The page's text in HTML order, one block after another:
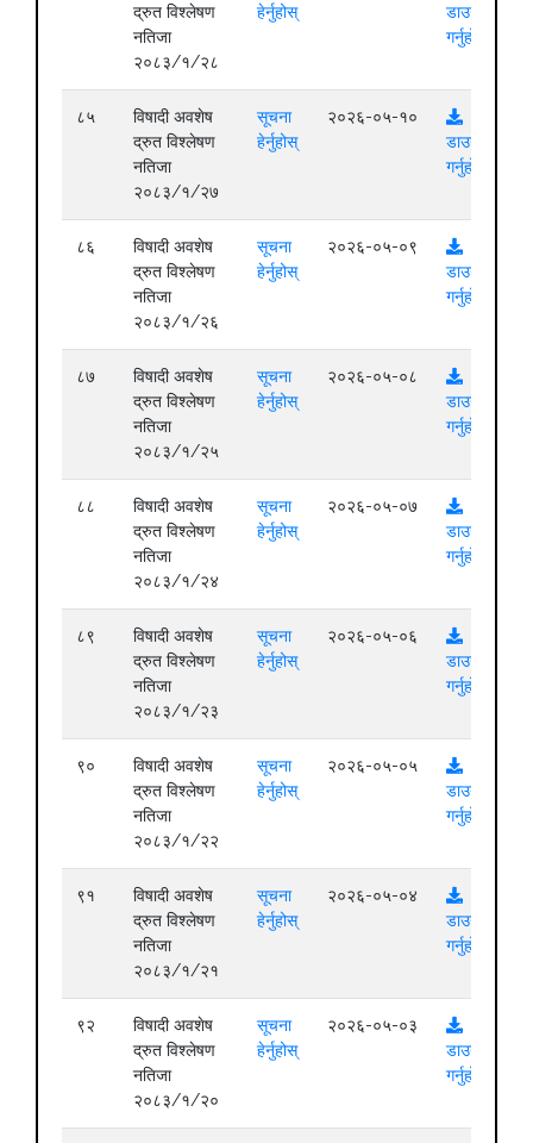
द्रुत विश्लेषण
नतिजा
२०८३/१/२८
हेर्नुहोस्
डाउनलोड
गर्नुहोस्
८५
विषादी अवशेष
द्रुत विश्लेषण
नतिजा
२०८३/१/२७
सूचना
हेर्नुहोस्
२०२६-०५-१०
डाउनलोड
गर्नुहोस्
८६
विषादी अवशेष
द्रुत विश्लेषण
नतिजा
२०८३/१/२६
सूचना
हेर्नुहोस्
२०२६-०५-०९
डाउनलोड
गर्नुहोस्
८७
विषादी अवशेष
द्रुत विश्लेषण
नतिजा
२०८३/१/२५
सूचना
हेर्नुहोस्
२०२६-०५-०८
डाउनलोड
गर्नुहोस्
८८
विषादी अवशेष
द्रुत विश्लेषण
नतिजा
२०८३/१/२४
सूचना
हेर्नुहोस्
२०२६-०५-०७
डाउनलोड
गर्नुहोस्
८९
विषादी अवशेष
द्रुत विश्लेषण
नतिजा
२०८३/१/२३
सूचना
हेर्नुहोस्
२०२६-०५-०६
डाउनलोड
गर्नुहोस्
९०
विषादी अवशेष
द्रुत विश्लेषण
नतिजा
२०८३/१/२२
सूचना
हेर्नुहोस्
२०२६-०५-०५
डाउनलोड
गर्नुहोस्
९१
विषादी अवशेष
द्रुत विश्लेषण
नतिजा
२०८३/१/२१
सूचना
हेर्नुहोस्
२०२६-०५-०४
डाउनलोड
गर्नुहोस्
९२
विषादी अवशेष
द्रुत विश्लेषण
नतिजा
२०८३/१/२०
सूचना
हेर्नुहोस्
२०२६-०५-०३
डाउनलोड
गर्नुहोस्